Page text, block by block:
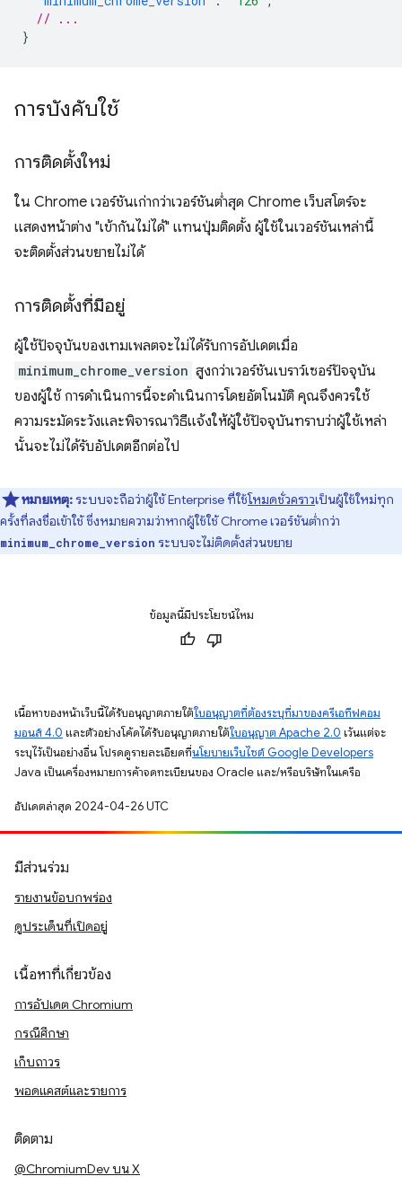
// ...
}
การบังคับใช้
การติดตั้งใหม่
ใน Chrome เวอร์ชันเก่ากว่าเวอร์ชันต่ำสุด Chrome เว็บสโตร์จะ
แสดงหน้าต่าง "เข้ากันไม่ได้" แทนปุ่มติดตั้ง ผู้ใช้ในเวอร์ชันเหล่านี้
จะติดตั้งส่วนขยายไม่ได้
การติดตั้งที่มีอยู่
ผู้ใช้ปัจจุบันของเทมเพลตจะไม่ได้รับการอัปเดตเมื่อ
minimum_chrome_version สูงกว่าเวอร์ชันเบราว์เซอร์ปัจจุบัน
ของผู้ใช้ การดำเนินการนี้จะดำเนินการโดยอัตโนมัติ คุณจึงควรใช้
ความระมัดระวังและพิจารณาวิธีแจ้งให้ผู้ใช้ปัจจุบันทราบว่าผู้ใช้เหล่า
นั้นจะไม่ได้รับอัปเดตอีกต่อไป
หมายเหตุ:ระบบจะถือว่าผู้ใช้ Enterprise ที่ใช้โหมดชั่วคราวเป็นผู้ใช้ใหม่ทุก
ครั้งที่ลงชื่อเข้าใช้ ซึ่งหมายความว่าหากผู้ใช้ใช้ Chrome เวอร์ชันต่ำกว่า
minimum_chrome_version ระบบจะไม่ติดตั้งส่วนขยาย
ข้อมูลนี้มีประโยชน์ไหม
เนื้อหาของหน้าเว็บนี้ได้รับอนุญาตภายใต้ใบอนุญาตที่ต้องระบุที่มาของครีเอทีฟคอม
มอนส์ 4.0 และตัวอย่างโค้ดได้รับอนุญาตภายใต้ใบอนุญาต Apache 2.0 เว้นแต่จะ
ระบุไว้เป็นอย่างอื่น โปรดดูรายละเอียดที่นโยบายเว็บไซต์ Google Developers
Java เป็นเครื่องหมายการค้าจดทะเบียนของ Oracle และ/หรือบริษัทในเครือ
อัปเดตล่าสุด 2024-04-26 UTC
มีส่วนร่วม
รายงานข้อบกพร่อง
ดูประเด็นที่เปิดอยู่
เนื้อหาที่เกี่ยวข้อง
การอัปเดต Chromium
กรณีศึกษา
เก็บถาวร
พอดแคสต์และรายการ
ติดตาม
@ChromiumDev บน X